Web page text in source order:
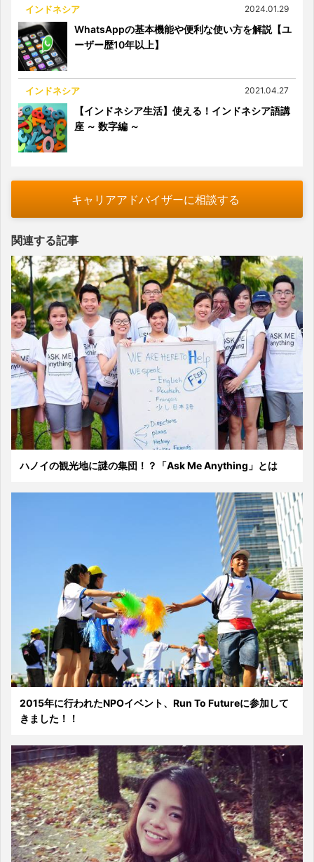
インドネシア 2024.01.29
WhatsAppの基本機能や便利な使い方を解説【ユ
ーザー歴10年以上】
インドネシア 2021.04.27
【インドネシア生活】使える！インドネシア語講
座 ～ 数字編 ～
キャリアアドバイザーに相談する
関連する記事
ハノイの観光地に謎の集団！？「Ask Me Anything」とは
2015年に行われたNPOイベント、Run To Futureに参加して
きました！！